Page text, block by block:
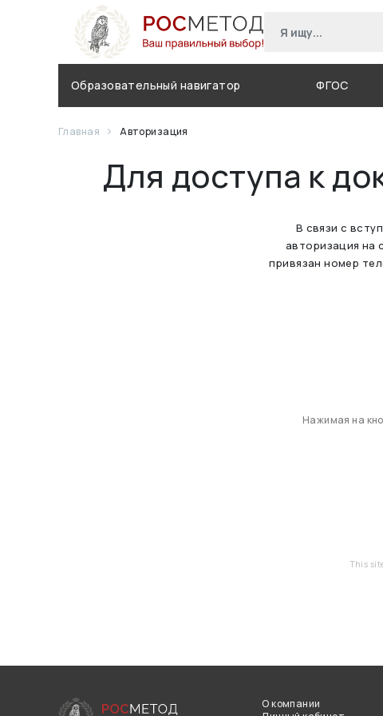
Образовательный навигатор ФГОС
Главная Авторизация
Для доступа к
В связи с
авторизация на
привязан номер
Нажимая на
This
О компании